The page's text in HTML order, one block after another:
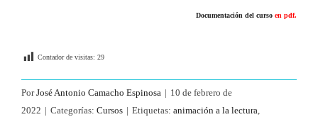
Documentación del curso en pdf.
Contador de visitas: 29
PorJosé Antonio Camacho Espinosa | 10 de febrero de
2022 | Categorías: Cursos | Etiquetas: animación a la lectura